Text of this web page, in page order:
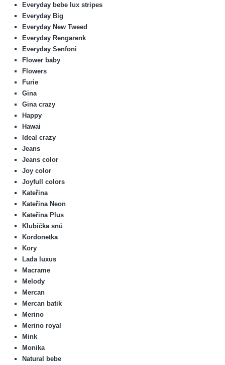
Everyday bebe lux stripes
Everyday Big
Everyday New Tweed
Everyday Rengarenk
Everyday Senfoni
Flower baby
Flowers
Furie
Gina
Gina crazy
Happy
Hawai
Ideal crazy
Jeans
Jeans color
Joy color
Joyfull colors
Kateřina
Kateřina Neon
Kateřina Plus
Klubíčka snů
Kordonetka
Kory
Lada luxus
Macrame
Melody
Mercan
Mercan batik
Merino
Merino royal
Mink
Monika
Natural bebe